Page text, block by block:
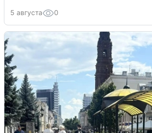
5 августа 0